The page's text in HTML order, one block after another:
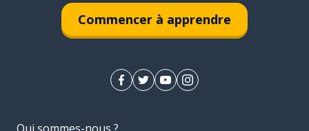
Commencer à apprendre